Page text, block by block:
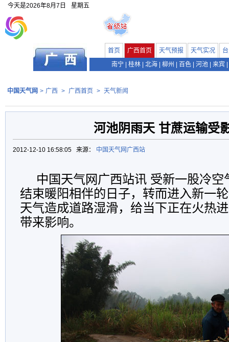
今天是2026年8月7日 星期五
首页 广西首页 天气预报 天气实况
南宁
桂林 北海 柳州 百色 河池 来宾
中国天气网 > 广西 > 广西首页 > 天气新闻
河池阴雨天 甘蔗运输受
2012-12-10 16:58:05 来源： 中国天气网广西站
中国天气网广西站讯 受新一股冷空
结束暖阳相伴的日子，转而进入新一
天气造成道路湿滑，给当下正在火热
带来影响。